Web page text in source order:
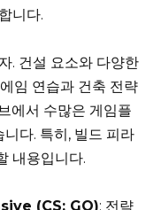
니다.
. 건설 요소와 다양한
임 연습과 건축 전략
에서 수많은 게임플
다. 특히, 빌드 피라
내용입니다.
(CS: GO): 전략